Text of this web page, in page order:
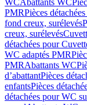
WCAbattants WC
PMRPièces
fond creux, surélevés
creux, surélevés
détachées pour
WC adaptés PMR
PMRAbattants WC
d’abattantPièces
enfantsPièces
détachées pour WC